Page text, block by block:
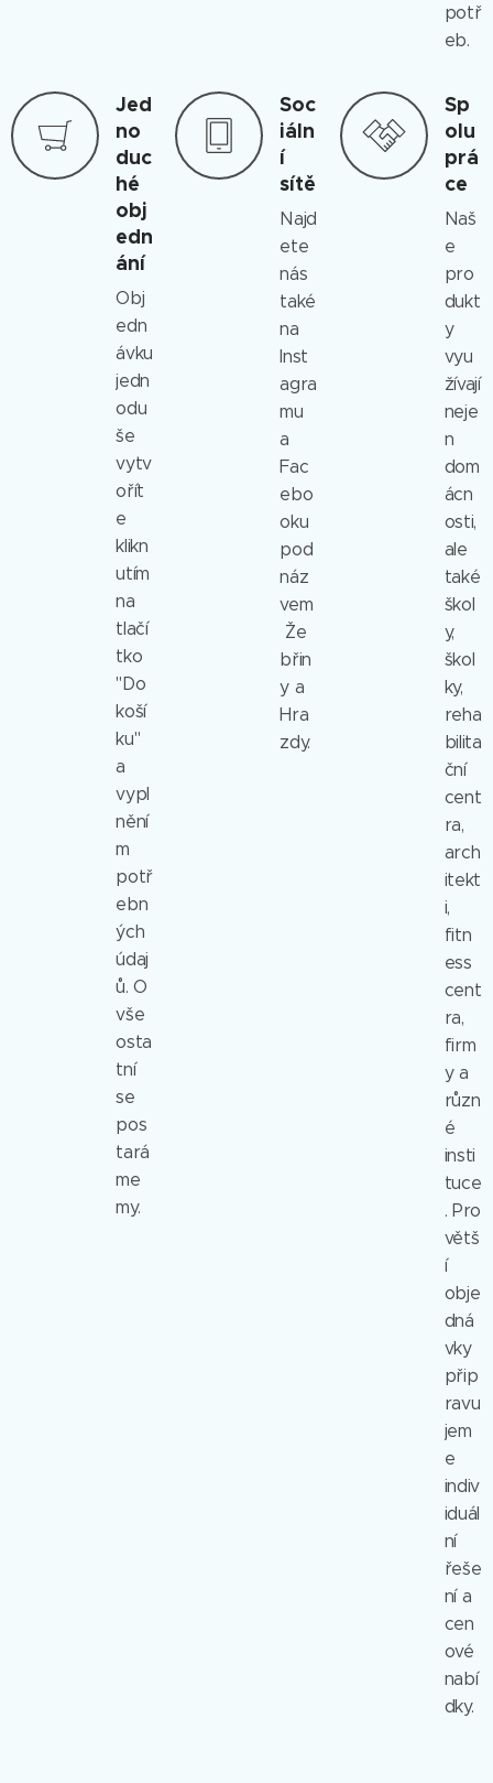
potř
eb.
Jed
no
duc
hé
obj
edn
ání
Obj
edn
ávku
jedn
odu
še
vytv
ořít
e
klikn
utím
na
tlačí
tko
"Do
koší
ku"
a
vypl
nění
m
potř
ebn
ých
údaj
ů. O
vše
osta
tní
se
pos
tará
me
my.
Soc
iáln
í
sítě
Najd
ete
nás
také
na
Inst
agra
mu
a
Fac
ebo
oku
pod
náz
vem
Že
břin
y a
Hra
zdy.
Sp
olu
prá
ce
Naš
e
pro
dukt
y
vyu
žívají
neje
n
dom
ácn
osti,
ale
také
škol
y,
škol
ky,
reha
bilita
ční
cent
ra,
arch
itekt
i,
fitn
ess
cent
ra,
firm
y a
různ
é
insti
tuce
. Pro
větš
í
obje
dná
vky
přip
ravu
jem
e
indiv
iduál
ní
řeše
ní a
cen
ové
nabí
dky.